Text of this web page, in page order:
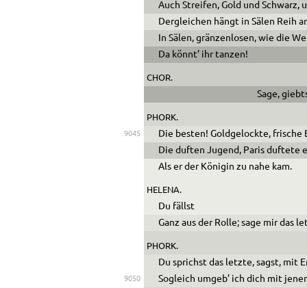
Auch Streifen, Gold und Schwarz,
Dergleichen hängt in Sälen Reih
In Sälen, gränzenlosen, wie die
Da könnt’ ihr tanzen!
CHOR.
Sage,
PHORK.
9045
Die besten! Goldgelockte, frische
Die duften Jugend, Paris duftete
Als er der Königin zu nahe kam.
HELENA.
Du fällst
Ganz aus der Rolle; sage mir das
PHORK.
Du sprichst das letzte, sagst, mit
9050 Sogleich umgeb’ ich dich mit